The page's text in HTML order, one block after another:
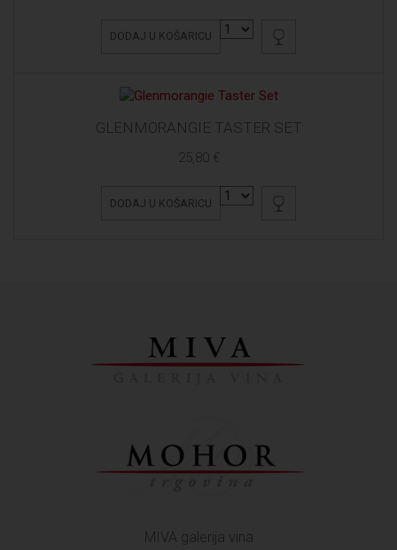
DODAJ U KOŠARICU
GLENMORANGIE TASTER SET
25,80 €
DODAJ U KOŠARICU
MIVA galerija vina